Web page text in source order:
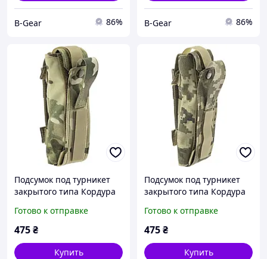
B-Gear 86% B-Gear 86%
Подсумок под турникет
закрытого типа Кордура
чехол для турникета CS
Готово к отправке
475₴
Купить
Подсумок под турникет
закрытого типа Кордура
чехол для турникета CS
Готово к отправке
475₴
Купить